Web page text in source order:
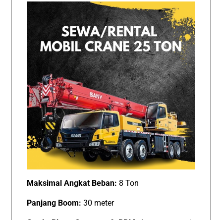
Maksimal Angkat Beban: 8 Ton
Panjang Boom: 30 meter